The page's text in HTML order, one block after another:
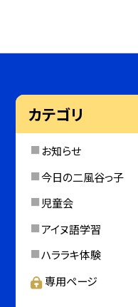
カテゴリ
お知らせ
今日の二風谷っ子
児童会
アイヌ語学習
ハララキ体験
専用ページ